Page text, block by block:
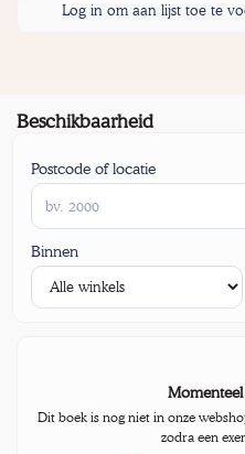
Log in om aan lijst toe te
Beschikbaarheid
Postcode of locatie
Binnen
Dit boek is nog niet in onze
zodra een